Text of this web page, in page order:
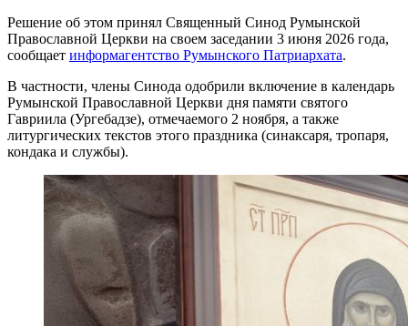
Решение об этом принял Священный Синод Румынской
Православной Церкви на своем заседании 3 июня 2026 года,
сообщает информагентство Румынского Патриархата.
В частности, члены Синода одобрили включение в календарь
Румынской Православной Церкви дня памяти святого
Гавриила (Ургебадзе), отмечаемого 2 ноября, а также
литургических текстов этого праздника (синаксаря, тропаря,
кондака и службы).